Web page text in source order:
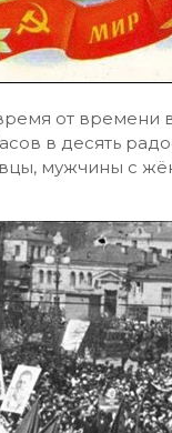
от времени
в десять
мужчины с